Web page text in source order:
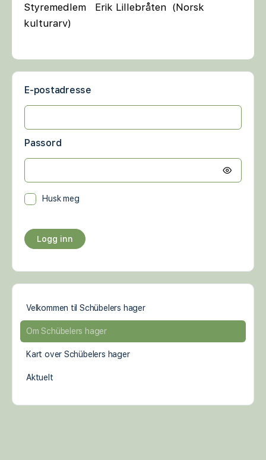
Styremedlem Erik Lillebråten (Norsk
kulturarv)
E-postadresse
Passord
Husk meg
Velkommen til Schübelers hager
Om Schübelers hager
Kart over Schübelers hager
Aktuelt